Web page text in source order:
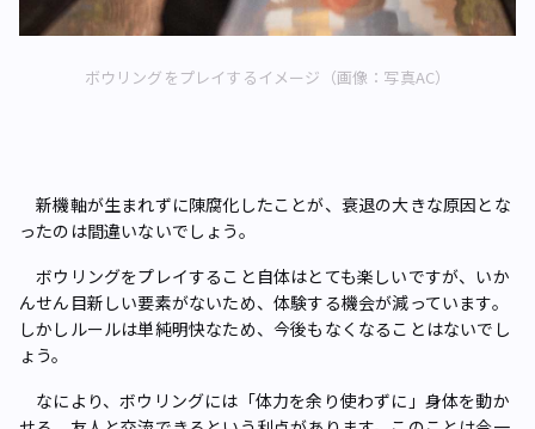
ボウリングをプレイするイメージ（画像：写真AC）
新機軸が生まれずに陳腐化したことが、衰退の大きな原因とな
ったのは間違いないでしょう。
ボウリングをプレイすること自体はとても楽しいですが、いか
んせん目新しい要素がないため、体験する機会が減っています。
しかしルールは単純明快なため、今後もなくなることはないでし
ょう。
なにより、ボウリングには「体力を余り使わずに」身体を動か